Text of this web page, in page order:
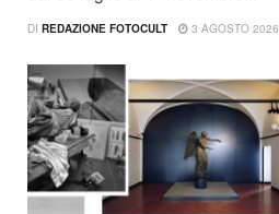
DI REDAZIONE FOTOCULT 3 AGOSTO 2026